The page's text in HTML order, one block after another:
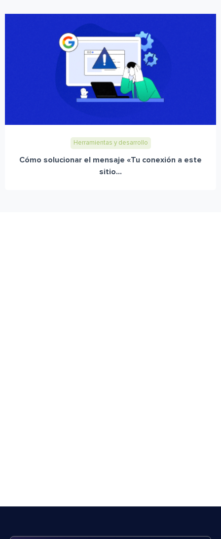
Herramientas y desarrollo
Cómo solucionar el mensaje «Tu conexión a este
sitio...